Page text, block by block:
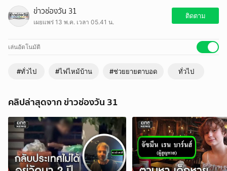
ระทึกกลางดึก เพลิงไหม้บ้านคุณยายวัย 80 ปี ที่ จ.มหาสารคาม ชาวบ้าน
ช่วยกันลากสายยางฉีดน้ำสกัดไฟ ขณะที่หลานชายรีบเข้าอุ้มคุณยายซึ่ง
ตาบอดทั้งสองข้างหนีตายออกมาจอย่างหวุดหวิด
ข่าวช่องวัน 31
เผยแพร่ 13 พ.ค. เวลา 05.41 น.
ติดตาม
เล่นอัตโนมัติ
#ทั่วไป #ไฟไหม้บ้าน #ช่วยยายตาบอด ทั่วไป
คลิปล่าสุดจาก ข่าวช่องวัน 31